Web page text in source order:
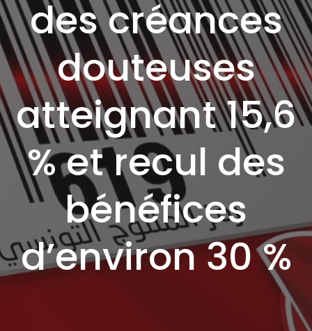
des créances
douteuses
atteignant 15,6
% et recul des
bénéfices
d’environ 30 %